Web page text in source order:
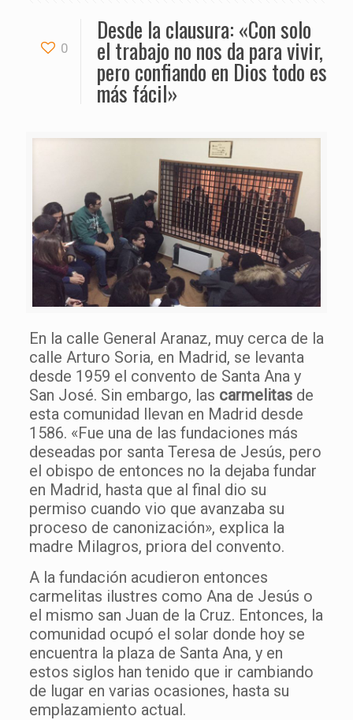
0
Desde la clausura: «Con solo
el trabajo no nos da para vivir,
pero confiando en Dios todo es
más fácil»
En la calle General Aranaz, muy cerca de la
calle Arturo Soria, en Madrid, se levanta
desde 1959 el convento de Santa Ana y
San José. Sin embargo, las carmelitasde
esta comunidad llevan en Madrid desde
1586. «Fue una de las fundaciones más
deseadas por santa Teresa de Jesús, pero
el obispo de entonces no la dejaba fundar
en Madrid, hasta que al final dio su
permiso cuando vio que avanzaba su
proceso de canonización», explica la
madre Milagros, priora del convento.
A la fundación acudieron entonces
carmelitas ilustres como Ana de Jesús o
el mismo san Juan de la Cruz. Entonces, la
comunidad ocupó el solar donde hoy se
encuentra la plaza de Santa Ana, y en
estos siglos han tenido que ir cambiando
de lugar en varias ocasiones, hasta su
emplazamiento actual.